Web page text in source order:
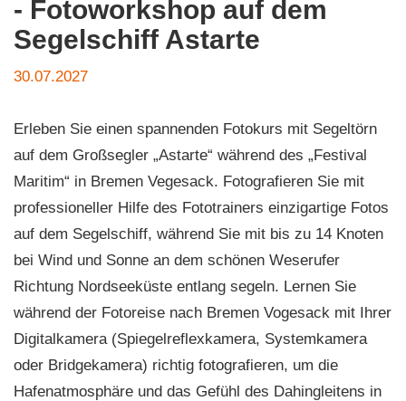
- Fotoworkshop auf dem
Segelschiff Astarte
30.07.2027
Erleben Sie einen spannenden Fotokurs mit Segeltörn
auf dem Großsegler „Astarte“ während des „Festival
Maritim“ in Bremen Vegesack. Fotografieren Sie mit
professioneller Hilfe des Fototrainers einzigartige Fotos
auf dem Segelschiff, während Sie mit bis zu 14 Knoten
bei Wind und Sonne an dem schönen Weserufer
Richtung Nordseeküste entlang segeln. Lernen Sie
während der Fotoreise nach Bremen Vogesack mit Ihrer
Digitalkamera (Spiegelreflexkamera, Systemkamera
oder Bridgekamera) richtig fotografieren, um die
Hafenatmosphäre und das Gefühl des Dahingleitens in